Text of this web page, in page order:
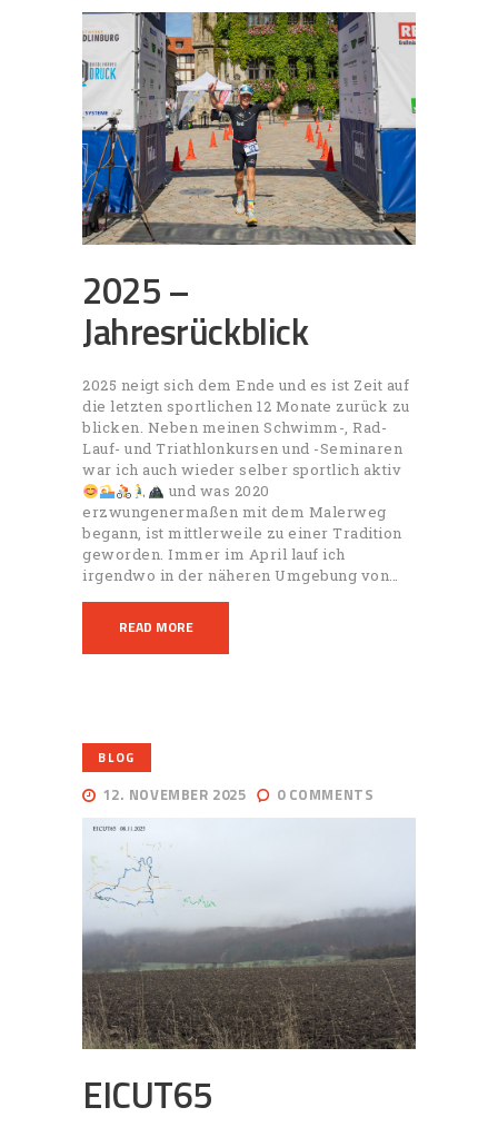
2025 –
Jahresrückblick
2025 neigt sich dem Ende und es ist Zeit auf
die letzten sportlichen 12 Monate zurück zu
blicken. Neben meinen Schwimm-, Rad-
Lauf- und Triathlonkursen und -Seminaren
war ich auch wieder selber sportlich aktiv
und was 2020
erzwungenermaßen mit dem Malerweg
begann, ist mittlerweile zu einer Tradition
geworden. Immer im April lauf ich
irgendwo in der näheren Umgebung von…
READ MORE
BLOG
12. NOVEMBER 2025 0 COMMENTS
EICUT65